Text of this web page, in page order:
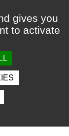
gives you
to activate